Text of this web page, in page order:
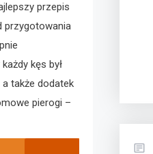
przepis
przygotowania
kęs był
także dodatek
pierogi –